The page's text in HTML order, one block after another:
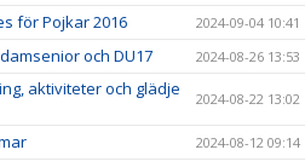
för Pojkar 2016 2024-09-04 10:41
och DU17 2024-08-26 13:53
aktiviteter och glädje
2024-08-22 13:02
2024-08-12 09:14